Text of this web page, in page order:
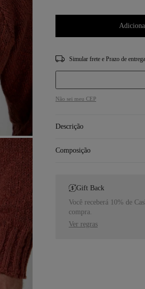
CEP
Não sei meu CEP
Descrição
Composição
Gift Back
Você receberá 10% de
compra.
Ver regras